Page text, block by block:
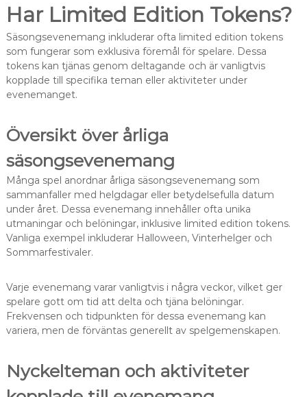
Har Limited Edition Tokens?
Säsongsevenemang inkluderar ofta limited edition tokens
som fungerar som exklusiva föremål för spelare. Dessa
tokens kan tjänas genom deltagande och är vanligtvis
kopplade till specifika teman eller aktiviteter under
evenemanget.
Översikt över årliga
säsongsevenemang
Många spel anordnar årliga säsongsevenemang som
sammanfaller med helgdagar eller betydelsefulla datum
under året. Dessa evenemang innehåller ofta unika
utmaningar och belöningar, inklusive limited edition tokens.
Vanliga exempel inkluderar Halloween, Vinterhelger och
Sommarfestivaler.
Varje evenemang varar vanligtvis i några veckor, vilket ger
spelare gott om tid att delta och tjäna belöningar.
Frekvensen och tidpunkten för dessa evenemang kan
variera, men de förväntas generellt av spelgemenskapen.
Nyckelteman och aktiviteter